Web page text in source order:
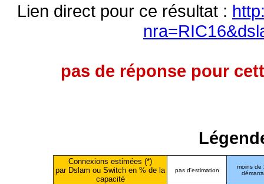
Lien direct pour ce résultat :
pas de réponse pour
Connexions estimées (*)
par Dslam ou Switch en % de la
capacité
pas d'estimation
moins de